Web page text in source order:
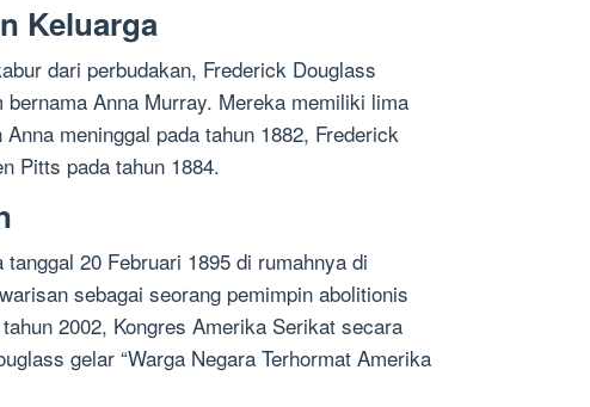
Keluarga
dari perbudakan, Frederick Douglass
Anna Murray. Mereka memiliki lima
meninggal pada tahun 1882, Frederick
Pitts pada tahun 1884.
20 Februari 1895 di rumahnya di
sebagai seorang pemimpin abolitionis
2002, Kongres Amerika Serikat secara
gelar “Warga Negara Terhormat Amerika